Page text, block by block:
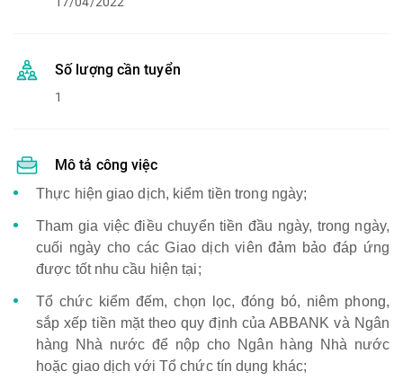
Số lượng cần tuyển
1
Mô tả công việc
Thực hiện giao dịch, kiểm tiền trong ngày;
Tham gia việc điều chuyển tiền đầu ngày, trong ngày,
cuối ngày cho các Giao dịch viên đảm bảo đáp ứng
được tốt nhu cầu hiện tại;
Tổ chức kiểm đếm, chọn lọc, đóng bó, niêm phong,
sắp xếp tiền mặt theo quy định của ABBANK và Ngân
hàng Nhà nước để nộp cho Ngân hàng Nhà nước
hoặc giao dịch với Tổ chức tín dụng khác;